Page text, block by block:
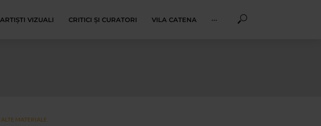
ARTIȘTI VIZUALI CRITICI ȘI CURATORI VILA CATENA ···
ALTE MATERIALE